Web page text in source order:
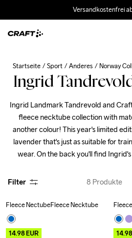
Versandkostenfrei
Startseite Sport Anderes Norway
Ingrid
Ingrid Landmark Tandrevold and
fleece necktube collection with
another colour! This year's limited
lavender that's just as suitable for
wear. On the back you'll find
Filter 8 Produkte
Outlet
Fleece NectubeFleece Necktube
14.98EUR 14.98